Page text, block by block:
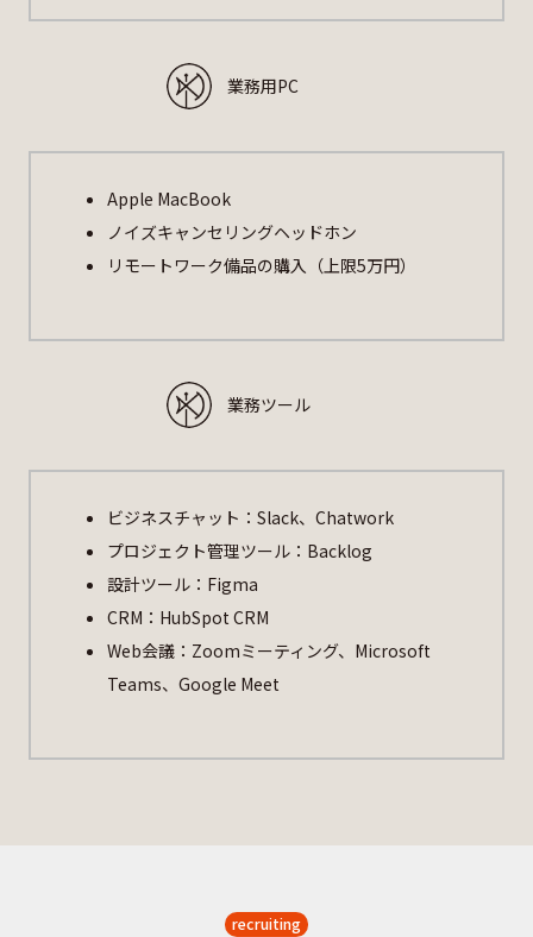
業務用PC
Apple MacBook
ノイズキャンセリングヘッドホン
リモートワーク備品の購入（上限5万円）
業務ツール
ビジネスチャット：Slack、Chatwork
プロジェクト管理ツール：Backlog
設計ツール：Figma
CRM：HubSpot CRM
Web会議：Zoomミーティング、Microsoft
Teams、Google Meet
recruiting